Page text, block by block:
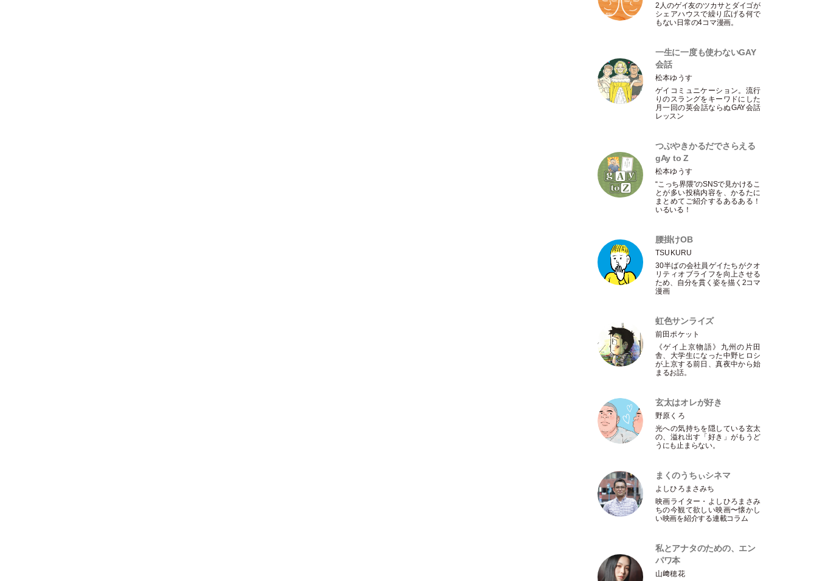
2人のゲイ友のツカサとダイゴが
シェアハウスで繰り広げる何で
もない日常の4コマ漫画。
一生に一度も使わないGAY
会話
松本ゆうす
ゲイコミュニケーション。流行
りのスラングをキーワドにした
月一回の英会話ならぬGAY会話
レッスン
つぶやきかるだでさらえる
gAy to Z
松本ゆうす
“こっち界隈”のSNSで見かけるこ
とが多い投稿内容を、かるたに
まとめてご紹介するあるある！
いるいる！
腰掛けOB
TSUKURU
30半ばの会社員ゲイたちがクオ
リティオブライフを向上させる
ため、自分を貫く姿を描く2コマ
漫画
虹色サンライズ
前田ポケット
《ゲイ上京物語》九州の片田
舎、大学生になった中野ヒロシ
が上京する前日、真夜中から始
まるお話。
玄太はオレが好き
野原くろ
光への気持ちを隠している玄太
の、溢れ出す 「好き 」がもうど
うにも止まらない。
まくのうちぃシネマ
よしひろまさみち
映画ライター ・ よしひろまさみ
ちの今観て欲しい映画〜懐かし
い映画を紹介する連載コラム
私とアナタのための、エン
パワ本
山﨑穂花